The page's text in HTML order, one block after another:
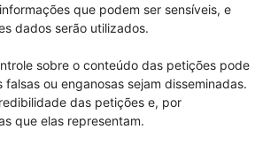
que podem ser sensíveis, e
dados serão utilizados.
sobre o conteúdo das petições pode
ou enganosas sejam disseminadas.
das petições e, por
que elas representam.